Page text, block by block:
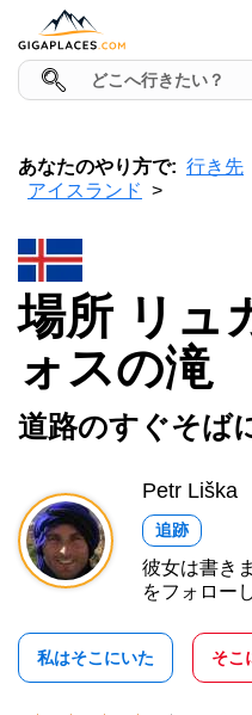
あなたのやり方で: 行き先
アイスランド
場所 リュ
ォスの滝
道路のすぐそば
Petr Liška
追跡
彼女は書き
をフォロー
私はそこにいた そこ